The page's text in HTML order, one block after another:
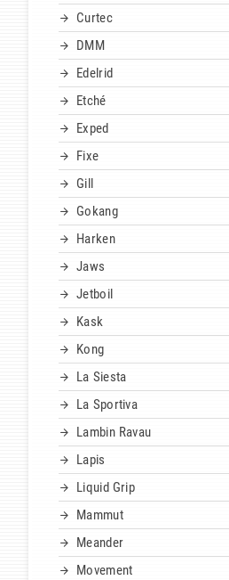
Curtec
DMM
Edelrid
Etché
Exped
Fixe
Gill
Gokang
Harken
Jaws
Jetboil
Kask
Kong
La Siesta
La Sportiva
Lambin Ravau
Lapis
Liquid Grip
Mammut
Meander
Movement